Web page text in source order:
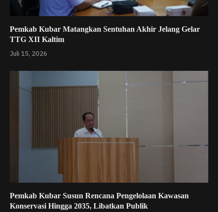
Pemkab Kubar Matangkan Sentuhan Akhir Jelang Gelar
TTG XII Kaltim
Juli 15, 2026
Pemkab Kubar Susun Rencana Pengelolaan Kawasan
Konservasi Hingga 2035, Libatkan Publik